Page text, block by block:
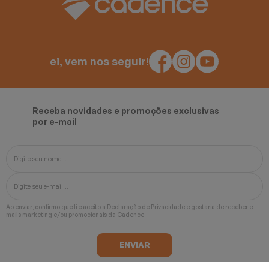
ei, vem nos seguir!
Receba novidades e promoções exclusivas
por e-mail
Ao enviar, confirmo que li e aceito a Declaração de Privacidade e gostaria de receber e-
mails marketing e/ou promocionais da Cadence